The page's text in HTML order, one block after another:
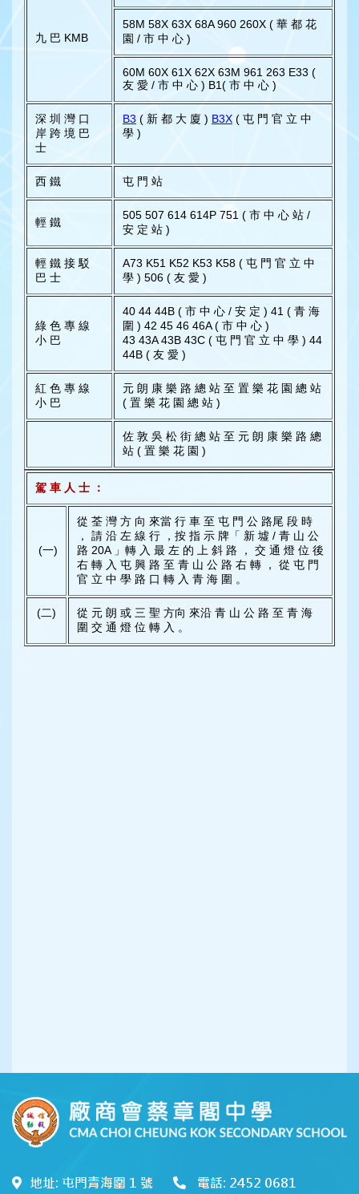
九 巴 KMB
58M 58X 63X 68A 960 260X ( 華 都 花
園 / 市 中 心 )
60M 60X 61X 62X 63M 961 263 E33 (
友 愛 / 市 中 心 ) B1( 市 中 心 )
深 圳 灣 口
岸 跨 境 巴
士
B3 ( 新 都 大 廈 ) B3X ( 屯 門 官 立 中
學 )
西 鐵 屯 門 站
輕 鐵
505 507 614 614P 751 ( 市 中 心 站 /
安 定 站 )
輕 鐵 接 駁
巴 士
A73 K51 K52 K53 K58 ( 屯 門 官 立 中
學 ) 506 ( 友 愛 )
綠 色 專 線
小 巴
40 44 44B ( 市 中 心 / 安 定 ) 41 ( 青 海
圍 ) 42 45 46 46A ( 市 中 心 )
43 43A 43B 43C ( 屯 門 官 立 中 學 ) 44
44B ( 友 愛 )
紅 色 專 線
小 巴
元 朗 康 樂 路 總 站 至 置 樂 花 園 總 站
( 置 樂 花 園 總 站 )
佐 敦 吳 松 街 總 站 至 元 朗 康 樂 路 總
站 ( 置 樂 花 園 )
駕 車 人 士 ：
(一)
從 荃 灣 方 向 來當 行 車 至 屯 門 公 路尾 段 時
， 請 沿 左 線 行 ，按 指 示 牌「 新 墟 / 青 山 公
路 20A 」轉 入 最 左 的 上 斜 路 ， 交 通 燈 位 後
右 轉 入 屯 興 路 至 青 山 公 路 右 轉 ， 從 屯 門
官 立 中 學 路 口 轉 入 青 海 圍 。
(二)
從 元 朗 或 三 聖 方向 來沿 青 山 公 路 至 青 海
圍 交 通 燈 位 轉 入 。
地址: 屯門青海圍 1 號 電話: 2452 0681